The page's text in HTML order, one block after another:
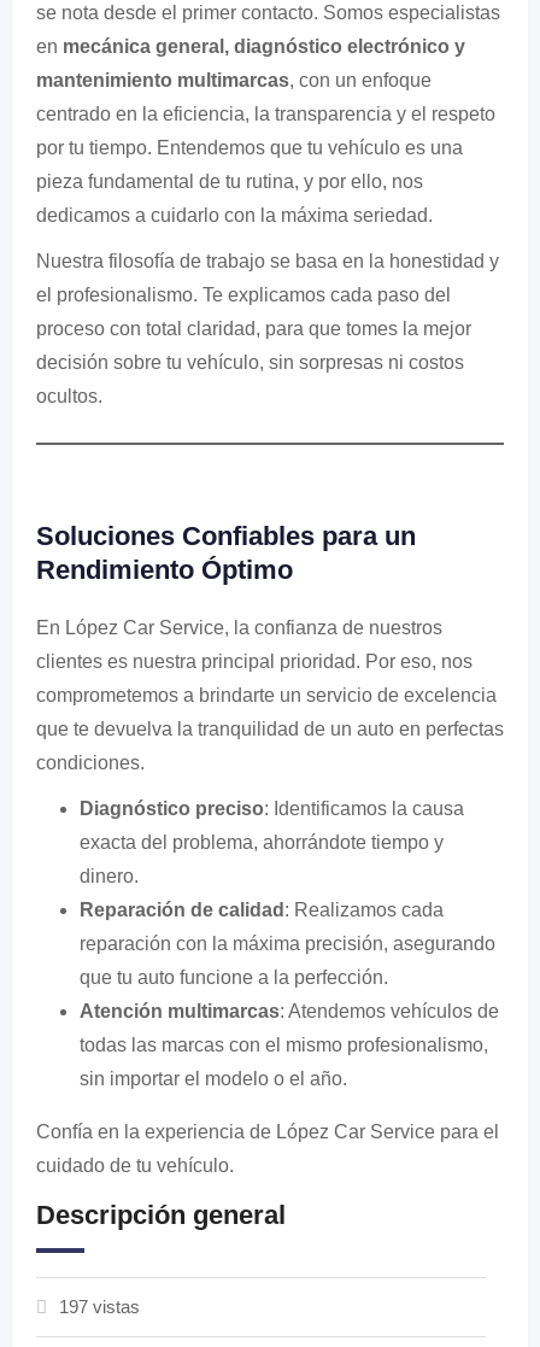
se nota desde el primer contacto. Somos especialistas
en mecánica general, diagnóstico electrónico y
mantenimiento multimarcas, con un enfoque
centrado en la eficiencia, la transparencia y el respeto
por tu tiempo. Entendemos que tu vehículo es una
pieza fundamental de tu rutina, y por ello, nos
dedicamos a cuidarlo con la máxima seriedad.
Nuestra filosofía de trabajo se basa en la honestidad y
el profesionalismo. Te explicamos cada paso del
proceso con total claridad, para que tomes la mejor
decisión sobre tu vehículo, sin sorpresas ni costos
ocultos.
Soluciones Confiables para un
Rendimiento Óptimo
En López Car Service, la confianza de nuestros
clientes es nuestra principal prioridad. Por eso, nos
comprometemos a brindarte un servicio de excelencia
que te devuelva la tranquilidad de un auto en perfectas
condiciones.
Diagnóstico preciso: Identificamos la causa
exacta del problema, ahorrándote tiempo y
dinero.
Reparación de calidad : Realizamos cada
reparación con la máxima precisión, asegurando
que tu auto funcione a la perfección.
Atención multimarcas: Atendemos vehículos de
todas las marcas con el mismo profesionalismo,
sin importar el modelo o el año.
Confía en la experiencia de López Car Service para el
cuidado de tu vehículo.
Descripción general
197 vistas